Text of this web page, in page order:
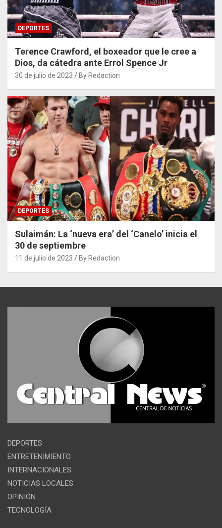
DEPORTES
Terence Crawford, el boxeador que le cree a
Dios, da cátedra ante Errol Spence Jr
30 de julio de 2023 By Redaction
DEPORTES
Sulaimán: La ‘nueva era’ del ‘Canelo’ inicia el
30 de septiembre
11 de julio de 2023 By Redaction
DEPORTES
ENTRETENIMIENTO
INTERNACIONALES
NOTICIAS LOCALES
OPINIÓN
TECNOLOGÍA